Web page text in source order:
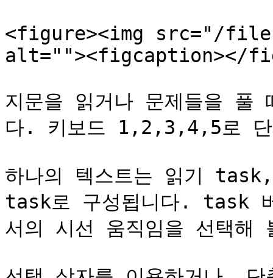
<figure><img src="/files/
alt=""><figcaption></
지문을 읽거나 문제들을 풀
다. 키보드 1,2,3,4,5로 단
하나의 텍스트는 읽기
task로 구성됩니다. task
서의 시선 움직임을 선택해